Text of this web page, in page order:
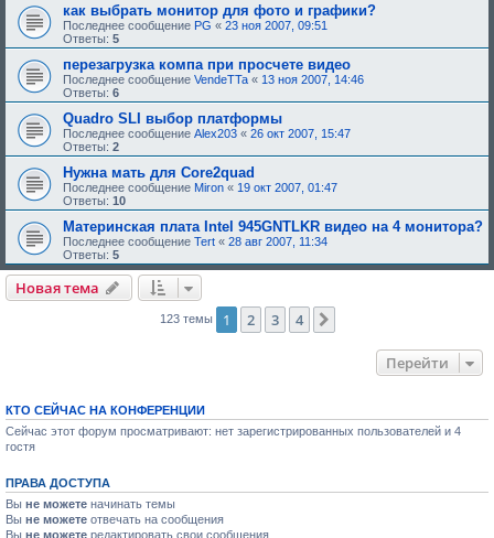
е
е
о
б
н
и
как выбрать монитор для фото и графики?
Последнее сообщение PG « 23 ноя 2007, 09:51
Ответы: 5
перезагрузка компа при просчете видео
Последнее сообщение VendeTTa « 13 ноя 2007, 14:46
Ответы: 6
Quadro SLI выбор платформы
Последнее сообщение Alex203 « 26 окт 2007, 15:47
Ответы: 2
Нужна мать для Core2quad
Последнее сообщение Miron « 19 окт 2007, 01:47
Ответы: 10
Материнская плата Intel 945GNTLKR видео на 4 монитора?
Последнее сообщение Tert « 28 авг 2007, 11:34
Ответы: 5
Новая тема
123 темы 1 2 3 4
Перейти
КТО СЕЙЧАС НА КОНФЕРЕНЦИИ
Сейчас этот форум просматривают: нет зарегистрированных пользователей и 4
гостя
ПРАВА ДОСТУПА
Вы не можете начинать темы
Вы не можете отвечать на сообщения
Вы не можете редактировать свои сообщения